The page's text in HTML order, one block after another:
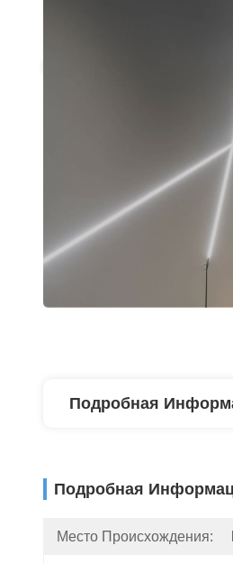
Подробная
Подробная
Место Происхождения: